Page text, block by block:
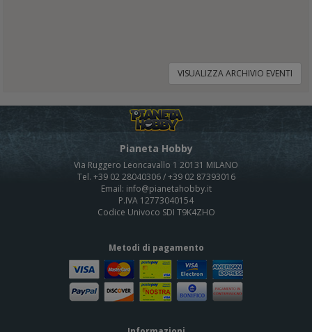
VISUALIZZA ARCHIVIO EVENTI
Pianeta Hobby
Via Ruggero Leoncavallo 1 20131 MILANO
Tel. +39 02 28040306 / +39 02 87393016
Email: info@pianetahobby.it
P.IVA 12773040154
Codice Univoco SDI T9K4ZHO
Metodi di pagamento